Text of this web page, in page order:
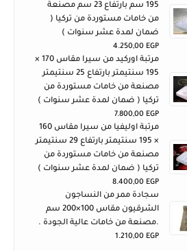
195 سم بارتفاع 23 سم مصنعة
من خامات مستوردة من تركيا (
ضمان لمدة عشر سنوات )
4.250,00 EGP
مرتبة اوركيد من سيرا مقاس 170 ×
195 سنتيمتر بارتفاع 25 سنتيمتر
مصنعة من خامات مستوردة من
تركيا ( ضمان لمدة عشر سنوات )
7.800,00 EGP
مرتبة اوليفيا من سيرا مقاس 160
× 195 سنتيمتر بارتفاع 29 سنتيمتر
مصنعة من خامات مستوردة من
تركيا ( ضمان لمدة عشر سنوات )
8.400,00 EGP
سجادة ممر من النساجون
الشرقيون مقاس 100×200 سم
.مصنعة من خامات عالية الجودة .
1.210,00 EGP